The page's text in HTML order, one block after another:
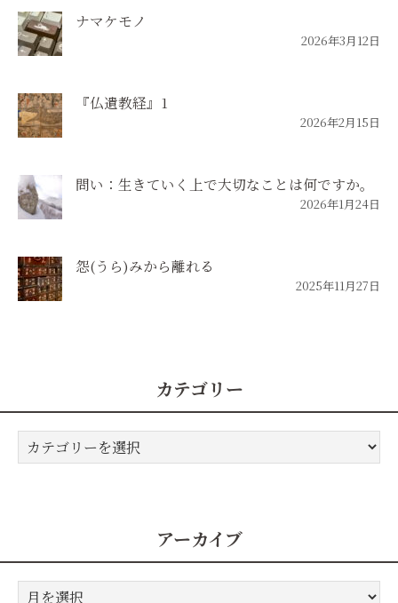
ナマケモノ
2026年3月12日
『仏遺教経』1
2026年2月15日
問い：生きていく上で大切なことは何ですか。
2026年1月24日
怨(うら)みから離れる
2025年11月27日
カテゴリー
カ
テ
アーカイブ